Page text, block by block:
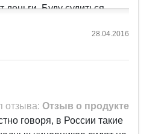
Буду судиться,
28.04.2016
отзыва: Отзыв о продукте
говоря, в России такие